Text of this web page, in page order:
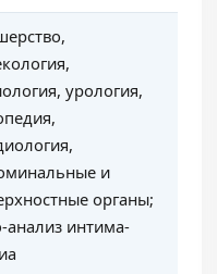
урология,
и
органы;
анализ интима-